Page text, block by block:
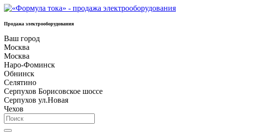
Продажа электрооборудования
Ваш город
Москва
Москва
Наро-Фоминск
Обнинск
Селятино
Серпухов Борисовское шоссе
Серпухов ул.Новая
Чехов